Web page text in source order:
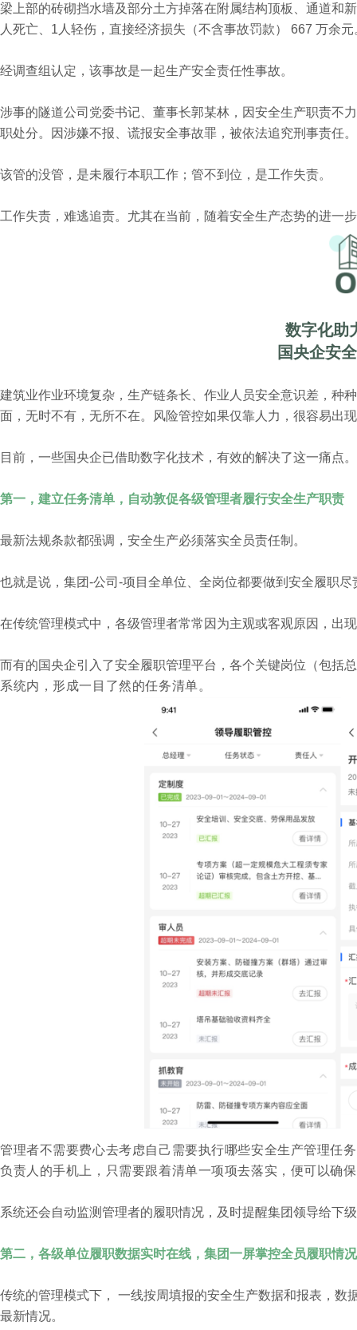
梁上部的砖砌挡水墙及部分土方掉落在附属结构顶板、通道和
人死亡、1人轻伤，直接经济损失（不含事故罚款） 667 万余元
经调查组认定，该事故是一起生产安全责任性事故。
涉事的隧道公司党委书记、董事长郭某林，因安全生产职责不
职处分。因涉嫌不报、谎报安全事故罪，被依法追究刑事责任。
该管的没管，是未履行本职工作；管不到位，是工作失责。
工作失责，难逃追责。尤其在当前，随着安全生产态势的进一
数字化助
国央企安
建筑业作业环境复杂，生产链条长、作业人员安全意识差，种
面，无时不有，无所不在。风险管控如果仅靠人力，很容易出
目前，一些国央企已借助数字化技术，有效的解决了这一痛点。
第一，建立任务清单，自动敦促各级管理者履行安全生产职责
最新法规条款都强调，安全生产必须落实全员责任制。
也就是说，集团-公司-项目全单位、全岗位都要做到安全履职尽
在传统管理模式中，各级管理者常常因为主观或客观原因，出
而有的国央企引入了安全履职管理平台，各个关键岗位（包括
系统内，形成一目了然的任务清单。
管理者不需要费心去考虑自己需要执行哪些安全生产管理任
负责人的手机上，只需要跟着清单一项项去落实，便可以确
系统还会自动监测管理者的履职情况，及时提醒集团领导给下
第二，各级单位履职数据实时在线，集团一屏掌控全员履职情况
传统的管理模式下， 一线按周填报的安全生产数据和报表，数
最新情况。